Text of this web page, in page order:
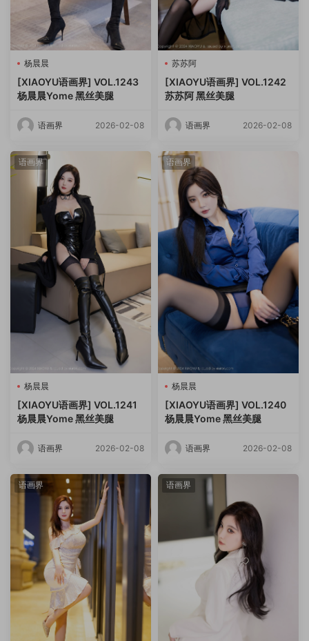
杨晨晨
[XIAOYU语画界] VOL.1243
杨晨晨Yome 黑丝美腿
语画界 2026-02-08
苏苏阿
[XIAOYU语画界] VOL.1242
苏苏阿 黑丝美腿
语画界 2026-02-08
语画界
杨晨晨
[XIAOYU语画界] VOL.1241
杨晨晨Yome 黑丝美腿
语画界 2026-02-08
语画界
杨晨晨
[XIAOYU语画界] VOL.1240
杨晨晨Yome 黑丝美腿
语画界 2026-02-08
语画界 语画界